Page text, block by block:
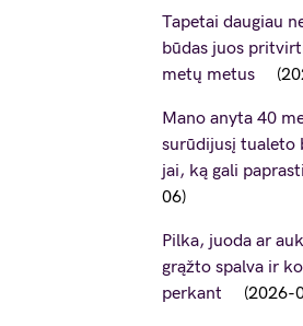
Tapetai daugiau
būdas juos
metų metus
Mano anyta 40
surūdijusį tualeto
jai, ką gali
06
Pilka, juoda ar
grąžto spalva ir
perkant
2026-